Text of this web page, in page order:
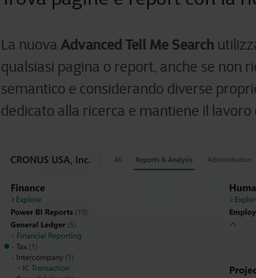
La nuova Advanced Tell Me Search
qualsiasi pagina o report, anche se non
semantico e considerando diverse
dedicato alla ricerca e mantiene il lavoro